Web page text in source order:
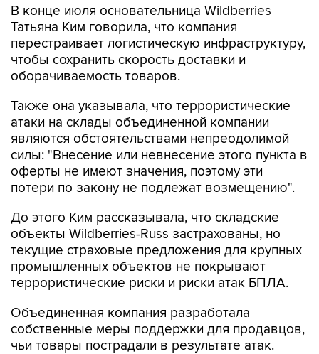
В конце июля основательница Wildberries
Татьяна Ким говорила, что компания
перестраивает логистическую инфраструктуру,
чтобы сохранить скорость доставки и
оборачиваемость товаров.
Также она указывала, что террористические
атаки на склады объединенной компании
являются обстоятельствами непреодолимой
силы: "Внесение или невнесение этого пункта в
оферты не имеют значения, поэтому эти
потери по закону не подлежат возмещению".
До этого Ким рассказывала, что складские
объекты Wildberries-Russ застрахованы, но
текущие страховые предложения для крупных
промышленных объектов не покрывают
террористические риски и риски атак БПЛА.
Объединенная компания разработала
собственные меры поддержки для продавцов,
чьи товары пострадали в результате атак.